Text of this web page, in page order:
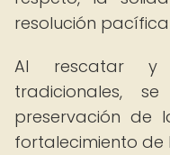
resolución
Al rescatar y
tradicionales,
preservación de
fortalecimiento de